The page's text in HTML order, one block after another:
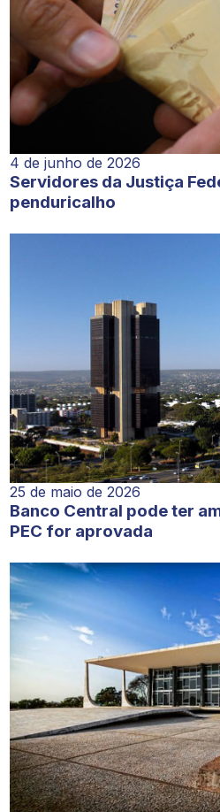
4 de junho de 2026
Servidores da Justiça
penduricalho
25 de maio de 2026
Banco Central pode ter
PEC for aprovada